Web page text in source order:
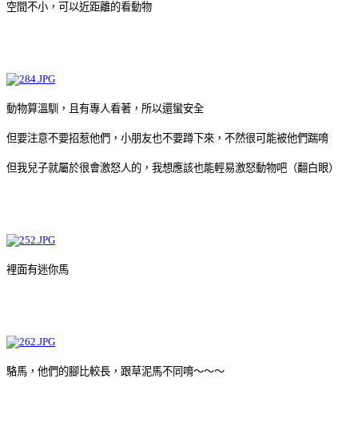
空間不小，可以近距離的看動物
動物算溫馴，且有專人看著，所以還蠻安全
但要注意不要招惹他們，小朋友也不要蹲下來，不然很可能被他們踹唷
但我兒子就屬於很會激怒人的，我想應該也能輕易激怒動物吧（翻白眼）
裡面有迷你馬
駱馬，他們的腳比較長，跟草泥馬不同唷～～～